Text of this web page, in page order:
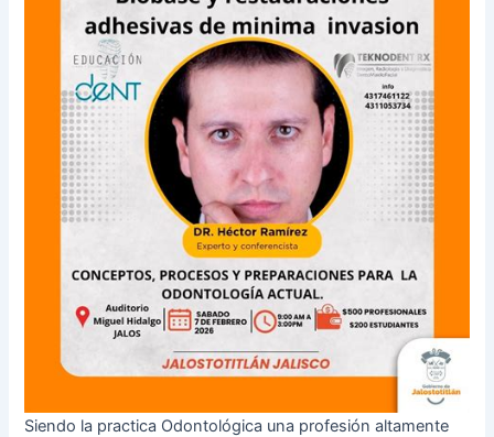
Siendo la practica Odontológica una profesión altamente